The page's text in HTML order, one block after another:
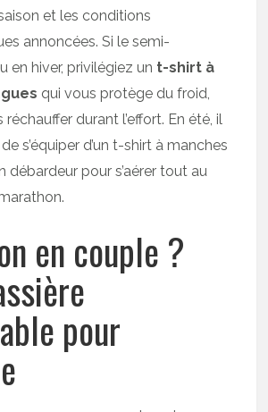
et les conditions
annoncées. Si le semi-
en hiver, privilégiez un t-shirt à
qui vous protège du froid,
durant l’effort. En été, il
s’équiper d’un t-shirt à manches
débardeur pour s’aérer tout au
en couple ?
pour